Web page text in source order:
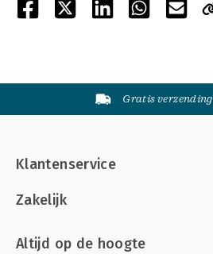
Gratis
Klantenservice
Zakelijk
Altijd op de hoogte